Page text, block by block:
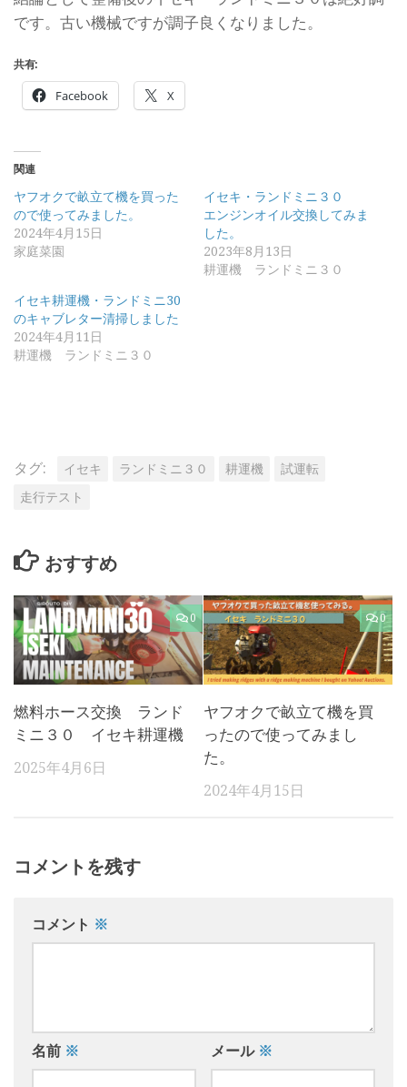
です。古い機械ですが調子良くなりました。
共有:
Facebook X
関連
ヤフオクで畝立て機を買った
ので使ってみました。
2024年4月15日
家庭菜園
イセキ・ランドミニ３０
エンジンオイル交換してみま
した。
2023年8月13日
耕運機 ランドミニ３０
イセキ耕運機・ランドミニ30
のキャブレター清掃しました
2024年4月11日
耕運機 ランドミニ３０
タグ: イセキ ランドミニ３０ 耕運機
試運転
走行テスト
おすすめ
0
燃料ホース交換 ランド
ミニ３０ イセキ耕運機
2025年4月6日
0
ヤフオクで畝立て機を買
ったので使ってみまし
た。
2024年4月15日
コメントを残す
コメント ※
名前 ※ メール ※